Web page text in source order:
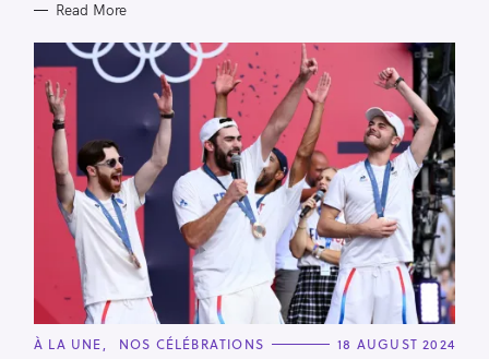
Read More
C
À LA UNE NOS CÉLÉBRATIONS 18 AUGUST 2024